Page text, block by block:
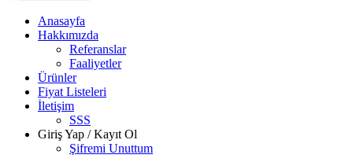
Ersan Elektrik
Elektrik | Otomasyon
Anasayfa
Hakkımızda
Referanslar
Faaliyetler
Ürünler
Fiyat Listeleri
İletişim
SSS
Giriş Yap / Kayıt Ol
Şifremi Unuttum